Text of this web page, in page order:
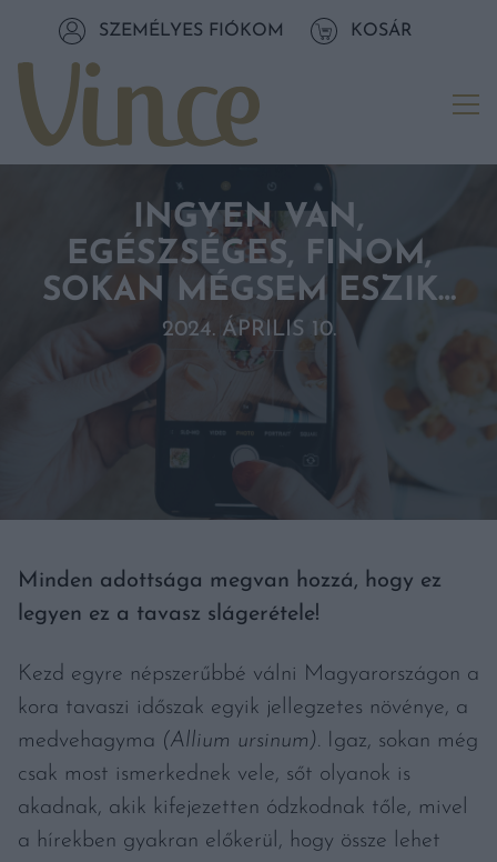
Tovább a tartalomhozSZEMÉLYES FIÓKOM KOSÁR
INGYEN VAN,
EGÉSZSÉGES, FINOM,
SOKAN MÉGSEM ESZIK…
2024. ÁPRILIS 10.
Minden adottsága megvan hozzá, hogy ez
legyen ez a tavasz slágerétele!
Kezd egyre népszerűbbé válni Magyarországon a
kora tavaszi időszak egyik jellegzetes növénye, a
medvehagyma (Allium ursinum). Igaz, sokan még
csak most ismerkednek vele, sőt olyanok is
akadnak, akik kifejezetten ódzkodnak tőle, mivel
a hírekben gyakran előkerül, hogy össze lehet